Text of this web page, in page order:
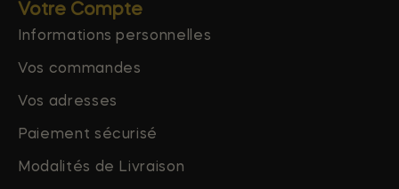
Votre Compte
Informations personnelles
Vos commandes
Vos adresses
Paiement sécurisé
Modalités de Livraison